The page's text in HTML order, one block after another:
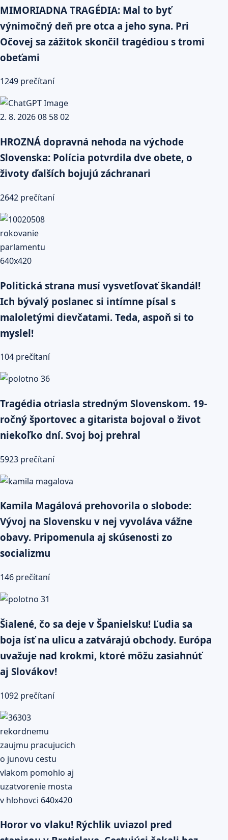
MIMORIADNA TRAGÉDIA: Mal to byť
výnimočný deň pre otca a jeho syna. Pri
Očovej sa zážitok skončil tragédiou s tromi
obeťami
1249 prečítaní
HROZNÁ dopravná nehoda na východe
Slovenska: Polícia potvrdila dve obete, o
životy ďalších bojujú záchranari
2642 prečítaní
Politická strana musí vysvetľovať škandál!
Ich bývalý poslanec si intímne písal s
maloletými dievčatami. Teda, aspoň si to
myslel!
104 prečítaní
Tragédia otriasla stredným Slovenskom. 19-
ročný športovec a gitarista bojoval o život
niekoľko dní. Svoj boj prehral
5923 prečítaní
Kamila Magálová prehovorila o slobode:
Vývoj na Slovensku v nej vyvoláva vážne
obavy. Pripomenula aj skúsenosti zo
socializmu
146 prečítaní
Šialené, čo sa deje v Španielsku! Ľudia sa
boja ísť na ulicu a zatvárajú obchody. Európa
uvažuje nad krokmi, ktoré môžu zasiahnúť
aj Slovákov!
1092 prečítaní
Horor vo vlaku! Rýchlik uviazol pred